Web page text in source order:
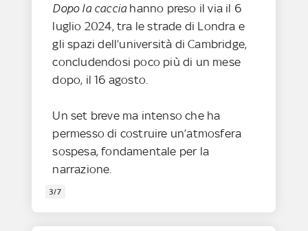
Dopo la cacciahanno preso il via il 6
luglio 2024, tra le strade di Londra e
gli spazi dell’università di Cambridge,
concludendosi poco più di un mese
dopo, il 16 agosto.
Un set breve ma intenso che ha
permesso di costruire un’atmosfera
sospesa, fondamentale per la
narrazione.
3/7